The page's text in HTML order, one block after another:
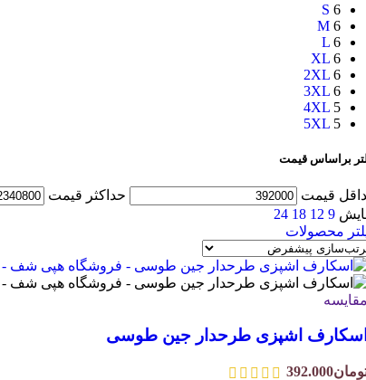
S 6
M 6
L 6
XL 6
2XL 6
3XL 6
4XL 5
5XL 5
براساس قیمت
قیمت حداکثر قیمت
9
12
18
24
محصولات
اشپزی طرحدار جین طوسی
392.000